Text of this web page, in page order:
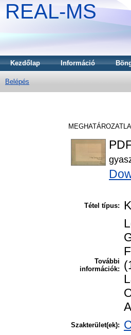
REAL-MS
Kezdőlap Információ
Belépés
Tétel típus:
További
információk:
Szakterület(ek):